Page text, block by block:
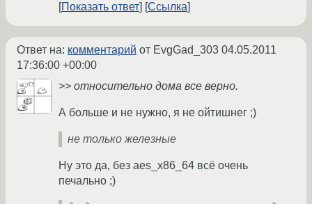
Показать ответ
Ссылка
Ответ на: комментарий от EvgGad_303 04.05.2011
17:36:00 +00:00
>> относительно дома все верно.
А больше и не нужно, я не ойтишнег ;)
не только железные
Ну это да, без aes_x86_64 всё очень
печально ;)